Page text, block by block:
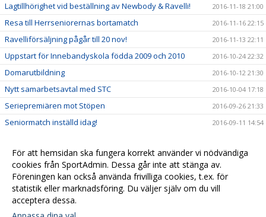
Lagtillhörighet vid beställning av Newbody & Ravelli! 2016-11-18 21:00
Resa till Herrseniorernas bortamatch 2016-11-16 22:15
Ravelliförsäljning pågår till 20 nov! 2016-11-13 22:11
Uppstart för Innebandyskola födda 2009 och 2010 2016-10-24 22:32
Domarutbildning 2016-10-12 21:30
Nytt samarbetsavtal med STC 2016-10-04 17:18
Seriepremiären mot Stöpen 2016-09-26 21:33
Seniormatch inställd idag! 2016-09-11 14:54
Seger mot Stöpen IBK! 2016-08-27 14:28
Herrseniorer spelar träningsmatch nu på fredag
klockan 19:30
2016-08-22 18:35
För att hemsidan ska fungera korrekt använder vi nödvändiga
cookies från SportAdmin. Dessa går inte att stänga av.
Föreningen kan också använda frivilliga cookies, t.ex. för
statistik eller marknadsföring. Du väljer själv om du vill
acceptera dessa.